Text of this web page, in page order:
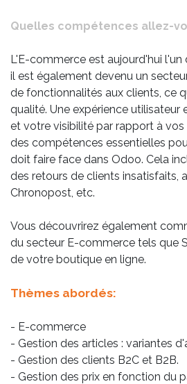
Quelles compétences allez-
L'E-commerce est aujourd'hui
il est également devenu un
de fonctionnalités aux clients, ce
qualité. Une expérience
et votre visibilité par rapport à
des compétences essentielles
doit faire face dans Odoo. Cela
des retours de clients insatisfaits,
Chronopost, etc.
Vous découvrirez également
du secteur E-commerce tels que
de votre boutique en ligne.
Thèmes abordés:
- E-commerce
- Gestion des articles : variantes
- Gestion des clients B2C et B2B.
- Gestion des prix en fonction du